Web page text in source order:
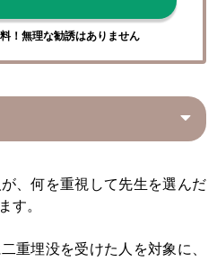
！無理な勧誘はありません
、何を重視して先生を選んだ
す。
重埋没を受けた人を対象に、